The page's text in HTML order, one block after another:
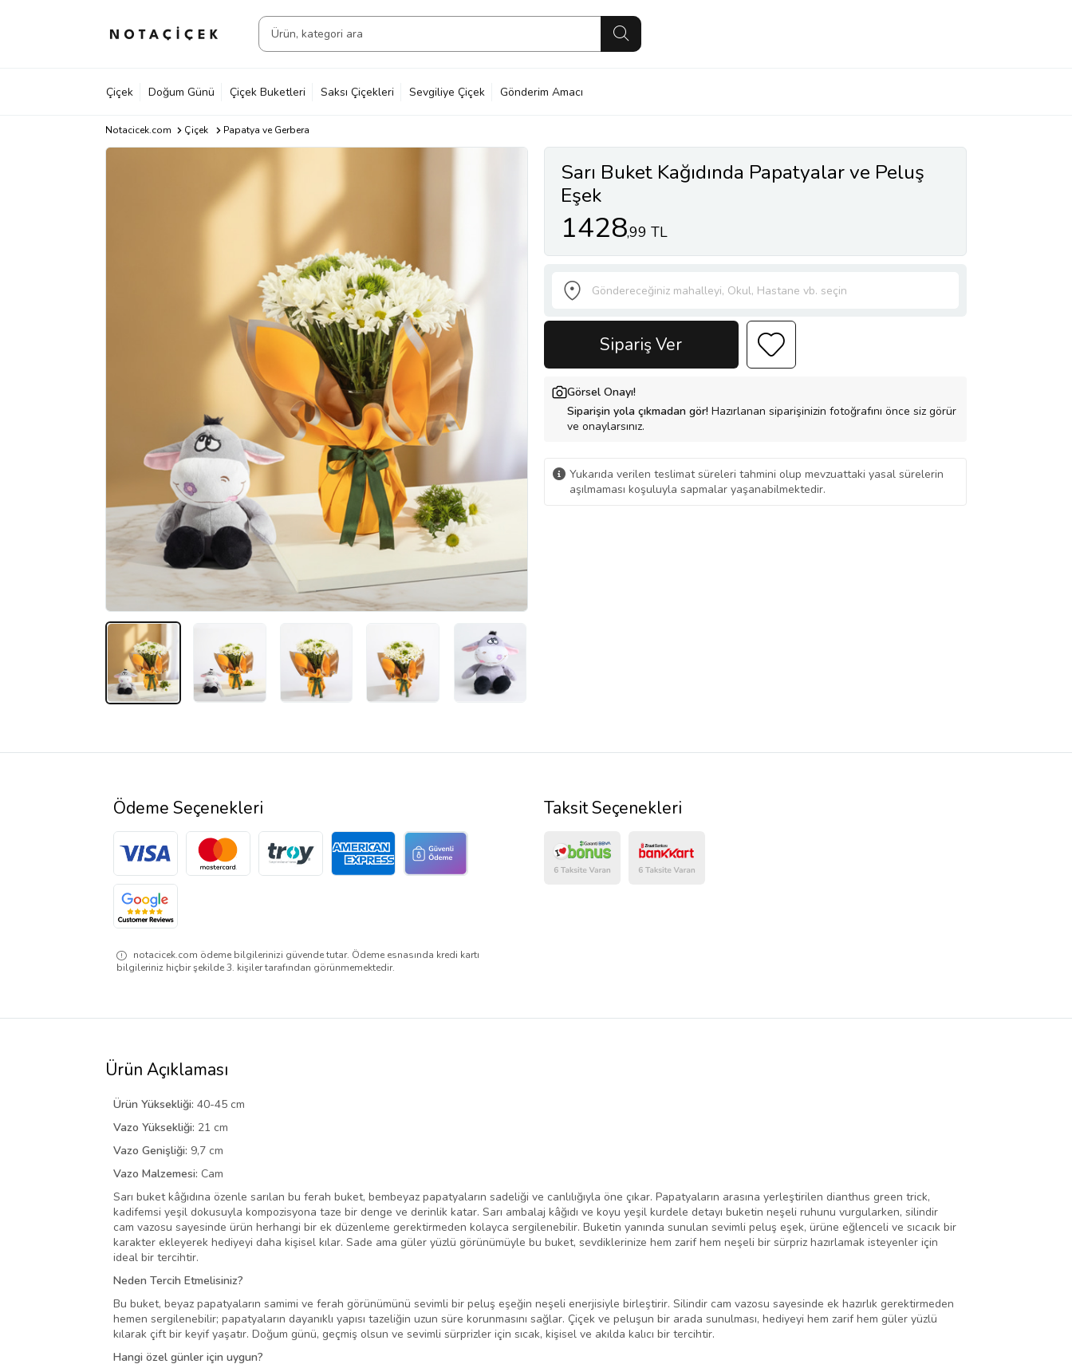
Çiçek Doğum Günü Çiçek Buketleri Saksı Çiçekleri Sevgiliye Çiçek Gönderim Amacı
Notacicek.com Çiçek Papatya ve Gerbera
Sarı Buket Kağıdında Papatyalar ve Peluş
Eşek
1428,99 TL
Sipariş Ver
Görsel Onayı!
Siparişin yola çıkmadan gör! Hazırlanan siparişinizin fotoğrafını önce siz görür
ve onaylarsınız.
Yukarıda verilen teslimat süreleri tahmini olup mevzuattaki yasal sürelerin
aşılmaması koşuluyla sapmalar yaşanabilmektedir.
Ödeme Seçenekleri
notacicek.com ödeme bilgilerinizi güvende tutar. Ödeme esnasında kredi kartı
bilgileriniz hiçbir şekilde 3. kişiler tarafından görünmemektedir.
Taksit Seçenekleri
Ürün Açıklaması
Ürün Yüksekliği: 40-45 cm
Vazo Yüksekliği: 21 cm
Vazo Genişliği: 9,7 cm
Vazo Malzemesi: Cam
Sarı buket kâğıdına özenle sarılan bu ferah buket, bembeyaz papatyaların sadeliği ve canlılığıyla öne çıkar. Papatyaların arasına yerleştirilen dianthus green trick,
kadifemsi yeşil dokusuyla kompozisyona taze bir denge ve derinlik katar. Sarı ambalaj kâğıdı ve koyu yeşil kurdele detayı buketin neşeli ruhunu vurgularken, silindir
cam vazosu sayesinde ürün herhangi bir ek düzenleme gerektirmeden kolayca sergilenebilir. Buketin yanında sunulan sevimli peluş eşek, ürüne eğlenceli ve sıcacık bir
karakter ekleyerek hediyeyi daha kişisel kılar. Sade ama güler yüzlü görünümüyle bu buket, sevdiklerinize hem zarif hem neşeli bir sürpriz hazırlamak isteyenler için
ideal bir tercihtir.
Neden Tercih Etmelisiniz?
Bu buket, beyaz papatyaların samimi ve ferah görünümünü sevimli bir peluş eşeğin neşeli enerjisiyle birleştirir. Silindir cam vazosu sayesinde ek hazırlık gerektirmeden
hemen sergilenebilir; papatyaların dayanıklı yapısı tazeliğin uzun süre korunmasını sağlar. Çiçek ve peluşun bir arada sunulması, hediyeyi hem zarif hem güler yüzlü
kılarak çift bir keyif yaşatır. Doğum günü, geçmiş olsun ve sevimli sürprizler için sıcak, kişisel ve akılda kalıcı bir tercihtir.
Hangi özel günler için uygun?